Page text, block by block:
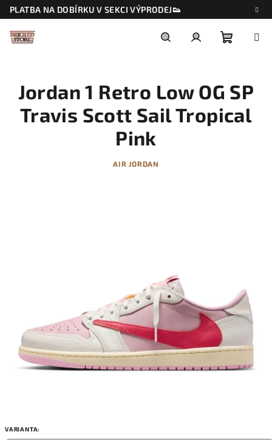
Přejít
na
obsah
PLATBA NA DOBÍRKU V SEKCI VÝPRODEJ👟
košík
VARIANTA:
Jordan 1 Retro Low OG SP
Travis Scott Sail Tropical
Pink
AIR JORDAN